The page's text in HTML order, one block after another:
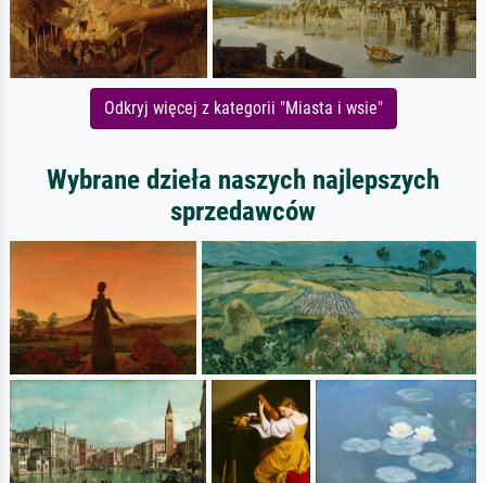
Odkryj więcej z kategorii "Miasta i wsie"
Wybrane dzieła naszych najlepszych
sprzedawców